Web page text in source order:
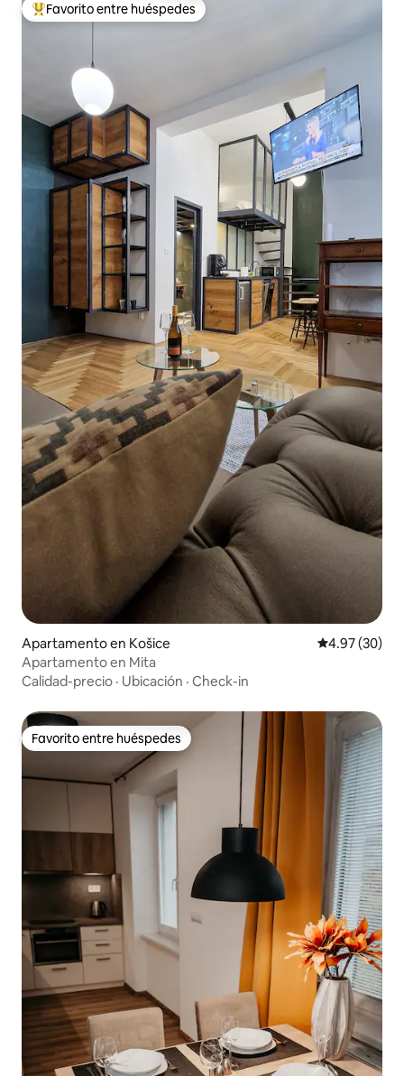
Favorito entre huéspedes preferido
Favorito entre huéspedes
Apartamento en Košice Calificación
4.97 (30)
Apartamento en Mita
Calidad-precio · Ubicación · Check-in
Favorito entre huéspedes
Favorito entre huéspedes